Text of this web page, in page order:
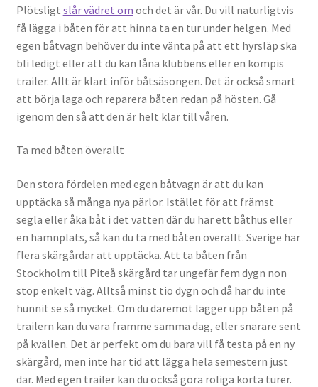
Plötsligt slår vädret om och det är vår. Du vill naturligtvis
få lägga i båten för att hinna ta en tur under helgen. Med
egen båtvagn behöver du inte vänta på att ett hyrsläp ska
bli ledigt eller att du kan låna klubbens eller en kompis
trailer. Allt är klart inför båtsäsongen. Det är också smart
att börja laga och reparera båten redan på hösten. Gå
igenom den så att den är helt klar till våren.
Ta med båten överallt
Den stora fördelen med egen båtvagn är att du kan
upptäcka så många nya pärlor. Istället för att främst
segla eller åka båt i det vatten där du har ett båthus eller
en hamnplats, så kan du ta med båten överallt. Sverige har
flera skärgårdar att upptäcka. Att ta båten från
Stockholm till Piteå skärgård tar ungefär fem dygn non
stop enkelt väg. Alltså minst tio dygn och då har du inte
hunnit se så mycket. Om du däremot lägger upp båten på
trailern kan du vara framme samma dag, eller snarare sent
på kvällen. Det är perfekt om du bara vill få testa på en ny
skärgård, men inte har tid att lägga hela semestern just
där. Med egen trailer kan du också göra roliga korta turer.